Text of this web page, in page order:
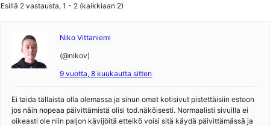
Esillä 2 vastausta, 1 - 2 (kaikkiaan 2)
Niko Vittaniemi
(@nikov)
9 vuotta, 8 kuukautta sitten
Ei taida tällaista olla olemassa ja sinun omat kotisivut pistettäisiin estoon
jos näin nopeaa päivittämistä olisi tod.näköisesti. Normaalisti sivuilla ei
oikeasti ole niin paljon kävijöitä etteikö voisi sitä käydä päivittämässä ja